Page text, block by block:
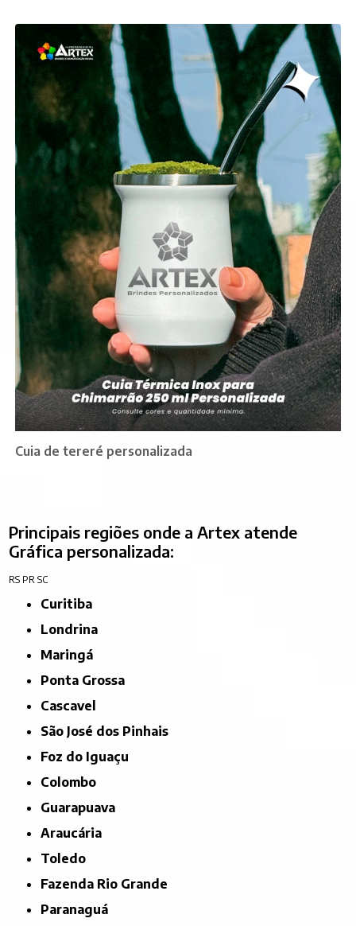
Cuia de tereré personalizada
Principais regiões onde a Artex atende
Gráfica personalizada:
RS PR SC
Curitiba
Londrina
Maringá
Ponta Grossa
Cascavel
São José dos Pinhais
Foz do Iguaçu
Colombo
Guarapuava
Araucária
Toledo
Fazenda Rio Grande
Paranaguá